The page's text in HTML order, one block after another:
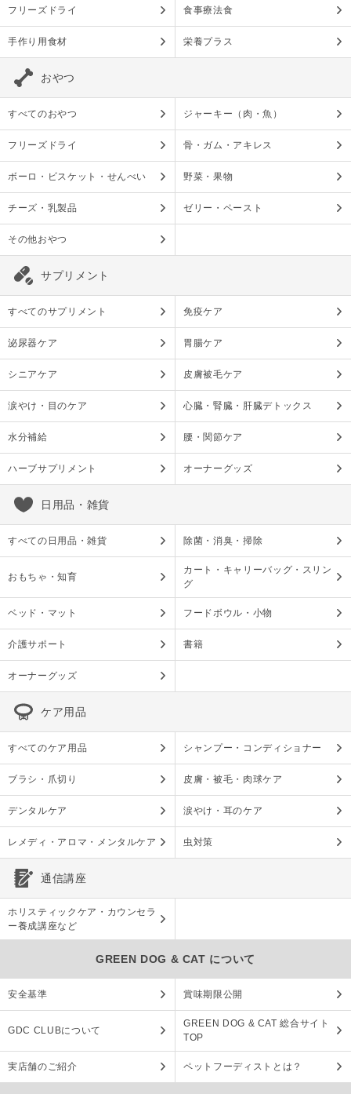
フリーズドライ 食事療法食
手作り用食材 栄養プラス
おやつ
すべてのおやつ ジャーキー（肉・魚）
フリーズドライ 骨・ガム・アキレス
ボーロ・ビスケット・せんべい 野菜・果物
チーズ・乳製品 ゼリー・ペースト
その他おやつ
サプリメント
すべてのサプリメント 免疫ケア
泌尿器ケア 胃腸ケア
シニアケア 皮膚被毛ケア
涙やけ・目のケア 心臓・腎臓・肝臓デトックス
水分補給 腰・関節ケア
ハーブサプリメント オーナーグッズ
日用品・雑貨
すべての日用品・雑貨 除菌・消臭・掃除
おもちゃ・知育
カート・キャリーバッグ・スリン
グ
ベッド・マット フードボウル・小物
介護サポート 書籍
オーナーグッズ
ケア用品
すべてのケア用品 シャンプー・コンディショナー
ブラシ・爪切り 皮膚・被毛・肉球ケア
デンタルケア 涙やけ・耳のケア
レメディ・アロマ・メンタルケア 虫対策
通信講座
ホリスティックケア・カウンセラ
ー養成講座など
GREEN DOG & CAT について
安全基準 賞味期限公開
GDC CLUBについて
GREEN DOG & CAT 総合サイト
TOP
実店舗のご紹介 ペットフーディストとは？